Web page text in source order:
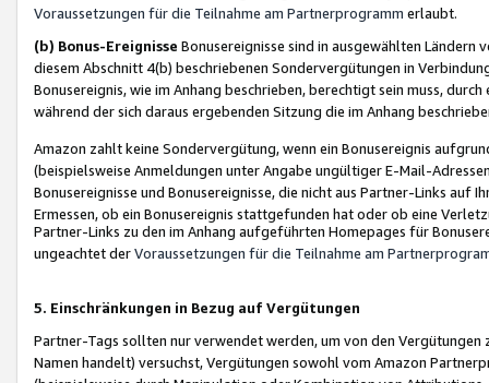
Voraussetzungen für die Teilnahme am Partnerprogramm erlaubt.
(b) Bonus-Ereignisse Bonusereignisse sind in ausgewählten Ländern
diesem Abschnitt 4(b) beschriebenen Sondervergütungen in
Bonusereignis, wie im Anhang beschrieben, berechtigt sein muss,
während der sich daraus ergebenden Sitzung die im Anhang
Amazon zahlt keine Sondervergütung, wenn ein Bonusereignis
(beispielsweise Anmeldungen unter Angabe ungültiger E-Mail-
Bonusereignisse und Bonusereignisse, die nicht aus Partner-Links auf
Ermessen, ob ein Bonusereignis stattgefunden hat oder ob eine
Partner-Links zu den im Anhang aufgeführten Homepages für
ungeachtet derVoraussetzungen für die Teilnahme am
5. Einschränkungen in Bezug auf Vergütungen
Partner-Tags sollten nur verwendet werden, um von den
Namen handelt) versuchst, Vergütungen sowohl vom Amazon